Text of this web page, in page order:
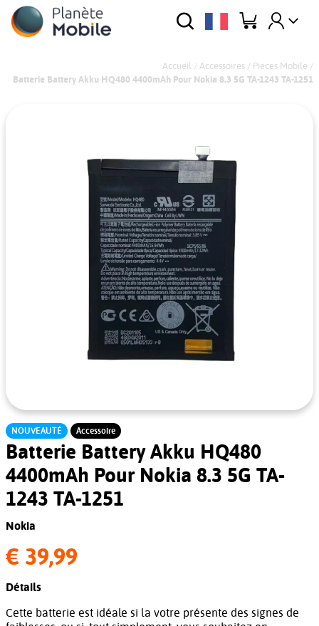
Accueil / Accessoires / Pieces Mobile /
Batterie Battery Akku HQ480 4400mAh Pour Nokia 8.3 5G TA-1243 TA-1251
NOUVEAUTÉ Accessoire
Batterie Battery Akku HQ480
4400mAh Pour Nokia 8.3 5G TA-
1243 TA-1251
Nokia
€ 39,99
Détails
Cette batterie est idéale si la votre présente des signes de